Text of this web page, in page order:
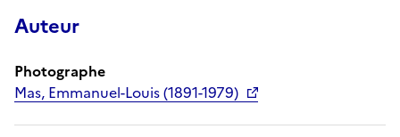
Auteur
Photographe
Mas, Emmanuel-Louis (1891-1979)